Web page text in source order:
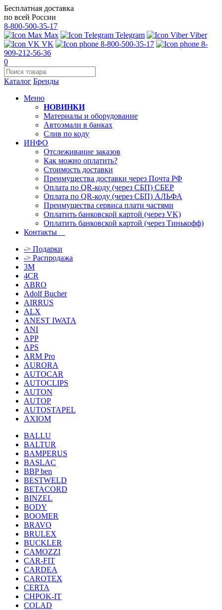
Бесплатная доставка
по всей России
8-800-500-35-17
Max
Telegram
Viber
VK
8-800-500-35-17
8-
909-212-56-36
0
Каталог Бренды
Меню
НОВИНКИ
Материалы и оборудование
Автоэмали в банках
Слив по коду
ИНФО
Отслеживание заказов
Как можно оплатить?
Стоимость доставки
Преимущества доставки через Почта РФ
Оплата по QR-коду (через СБП) СБЕР
Оплата по QR-коду (через СБП) АЛЬФА
Преимущества сервиса плати частями
Оплатить банковской картой (через VK)
Оплатить банковской картой (через Тинькофф)
Контакты
-> Подарки
-> Распродажа
3M
4CR
ABRO
Adolf Bucher
AIRRUS
ALX
ANEST IWATA
ANI
APP
APS
ARM Pro
AURORA
AUTOCAR
AUTOCLIPS
AUTON
AUTOP
AUTOSTAPEL
AXIOM
BALLU
BALTUR
BAMPERUS
BASLAC
BBP ben
BESTWELD
BETACORD
BINZEL
BODY
BOOMER
BRAVO
BRULEX
BUCKLER
CAMOZZI
CAR-FIT
CARDEA
CAROTEX
CERTA
CHPOK-IT
COLAD